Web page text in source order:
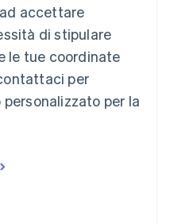
accettare
di stipulare
le tue coordinate
per
per la